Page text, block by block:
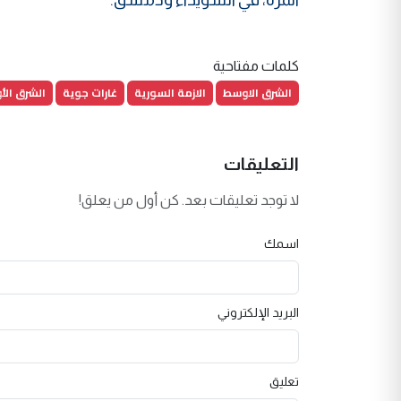
كلمات مفتاحية
الشرق الاوسط الازمة السورية غارات جوية الشرق
التعليقات
لا توجد تعليقات بعد. كن أول من يعلق!
اسمك
البريد الإلكتروني
تعليق